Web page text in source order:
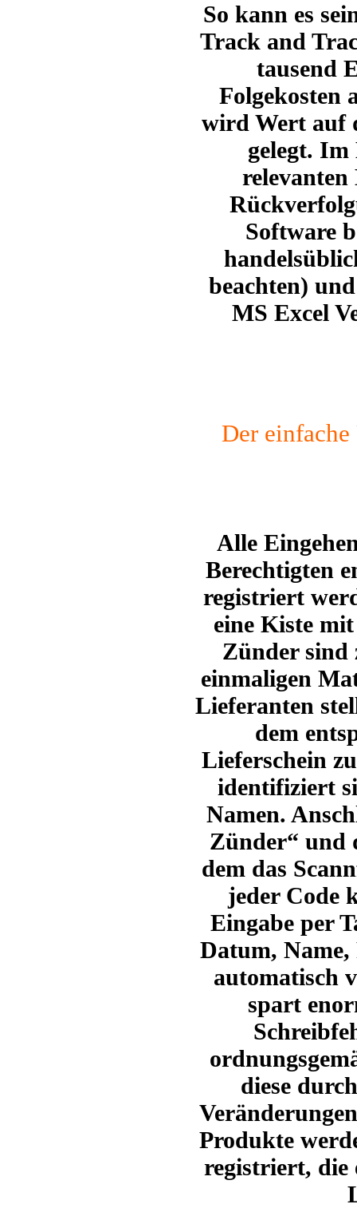
So kann es
Track and
tausend
Folgekosten
wird Wert auf
gelegt. Im
Software
beachten)
MS Excel
Der
Alle
Berechtigten
registriert
eine Kiste
Zünder sind
einmaligen
Lieferanten
dem
Lieferschein
identifiziert
Namen.
Zünder“ und
dem das
jeder Code
Eingabe per
Datum,
automatisch
spart
diese
Produkte
registriert, die